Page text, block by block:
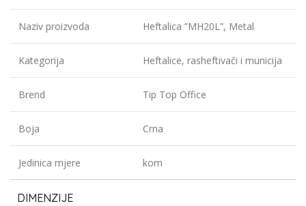
Naziv proizvoda Heftalica ”MH20L”, Metal
Kategorija Heftalice, rasheftivači i municija
Brend Tip Top Office
Boja Crna
Jedinica mjere kom
DIMENZIJE